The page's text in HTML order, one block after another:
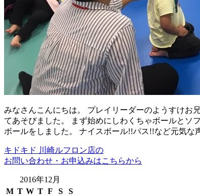
みなさんこんにちは。 プレイリーダーのようすけお
てあそびました。 まず始めにしわくちゃボールとソ
ボールをしました。 ナイスボール!!パス!!など元気
キドキド 川崎ルフロン店の
お問い合わせ・お申込みはこちらから
2016年12月
M T W T F S
S